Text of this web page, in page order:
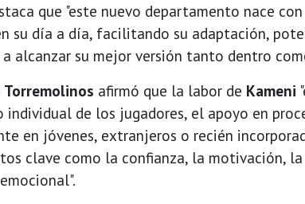
que "este nuevo departamento nace
su día a día, facilitando su adaptación,
alcanzar su mejor versión tanto dentro
Torremolinos afirmó que la labor de Kameni
individual de los jugadores, el apoyo en
en jóvenes, extranjeros o recién
clave como la confianza, la motivación,